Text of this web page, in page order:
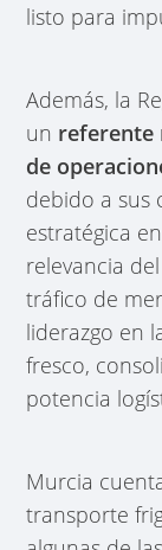
listo para
Además, la
un referente
de
debido a sus
estratégica
relevancia del
tráfico de
liderazgo en
fresco,
potencia
Murcia
transporte